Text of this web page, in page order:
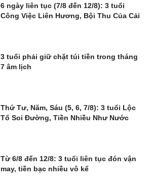
6 ngày liên tục (7/8 đến 12/8): 3 tuổi
Công Việc Liên Hương, Bội Thu Của Cải
3 tuổi phải giữ chặt túi tiền trong tháng
7 âm lịch
Thứ Tư, Năm, Sáu (5, 6, 7/8): 3 tuổi Lộc
Tổ Soi Đường, Tiền Nhiều Như Nước
Từ 6/8 đến 12/8: 3 tuổi liên tục đón vận
may, tiền bạc nhiều vô kể